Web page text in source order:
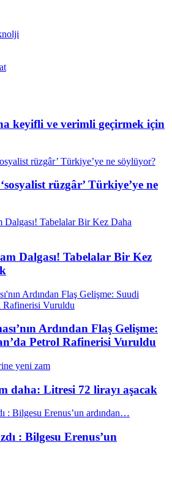
keyifli ve verimli geçirmek için
rüzgâr’ Türkiye’ye ne
Dalgası! Tabelalar Bir Kez
Ardından Flaş Gelişme:
Petrol Rafinerisi Vuruldu
daha: Litresi 72 lirayı aşacak
: Bilgesu Erenus’un